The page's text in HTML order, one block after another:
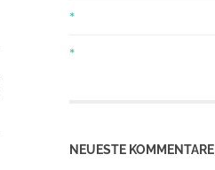
*
*
NEUESTE KOMMENTARE